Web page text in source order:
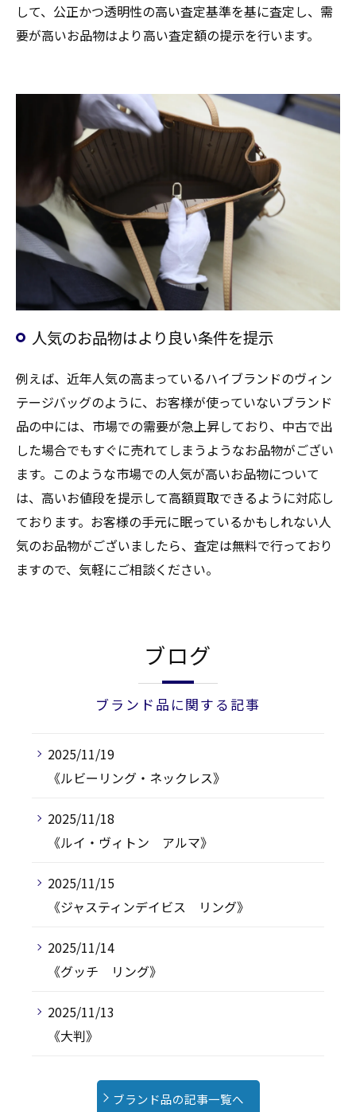
して、公正かつ透明性の高い査定基準を基に査定し、需
要が高いお品物はより高い査定額の提示を行います。
人気のお品物はより良い条件を提示
例えば、近年人気の高まっているハイブランドのヴィン
テージバッグのように、お客様が使っていないブランド
品の中には、市場での需要が急上昇しており、中古で出
した場合でもすぐに売れてしまうようなお品物がござい
ます。このような市場での人気が高いお品物について
は、高いお値段を提示して高額買取できるように対応し
ております。お客様の手元に眠っているかもしれない人
気のお品物がございましたら、査定は無料で行っており
ますので、気軽にご相談ください。
ブログ
ブランド品に関する記事
2025/11/19
《ルビーリング・ネックレス》
2025/11/18
《ルイ・ヴィトン アルマ》
2025/11/15
《ジャスティンデイビス リング》
2025/11/14
《グッチ リング》
2025/11/13
《大判》
ブランド品の記事一覧へ